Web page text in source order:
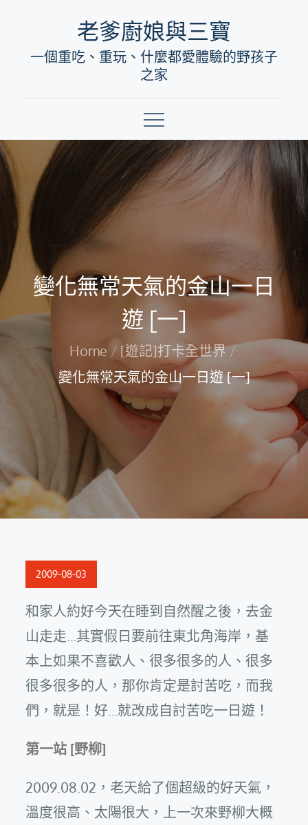
content
老爹廚娘與三寶
一個重吃、重玩、什麼都愛體驗的野孩子
之家
變化無常天氣的金山一日
遊 [一]
Home
[遊記]打卡全世界
變化無常天氣的金山一日遊 [一]
Posted
2009-08-03
和家人約好今天在睡到自然醒之後，去金
山走走…其實假日要前往東北角海岸，基
本上如果不喜歡人、很多很多的人、很多
很多很多的人，那你肯定是討苦吃，而我
們，就是！好…就改成自討苦吃一日遊！
第一站 [野柳]
2009.08.02，老天給了個超級的好天氣，
溫度很高、太陽很大，上一次來野柳大概